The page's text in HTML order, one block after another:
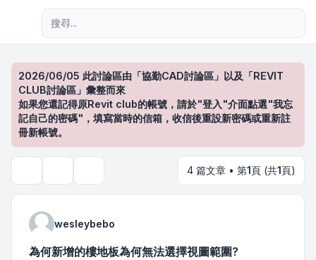
2026/06/05 此討論區由「協勤CAD討論區」以及「REVIT
CLUB討論區」彙整而來
如果您還記得原Revit club的帳號，請於"登入"介面點選"我忘
記自己的密碼"，填寫當時的信箱，收信後重設新密碼或重新註
冊新帳號。
4 篇文章 • 第1頁 (共1頁)
wesleybebo
為何新增的樓地板為何無法選擇視圖範圍?